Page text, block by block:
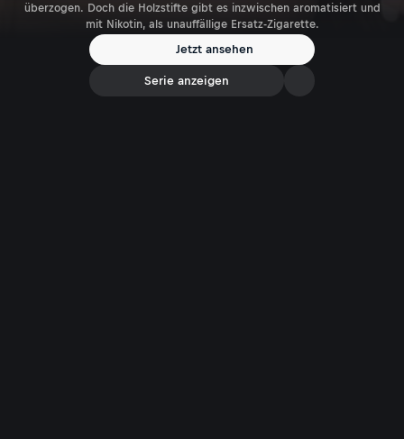
überzogen. Doch die Holzstifte gibt es inzwischen aromatisiert und
mit Nikotin, als unauffällige Ersatz-Zigarette.
Jetzt ansehen
Serie anzeigen